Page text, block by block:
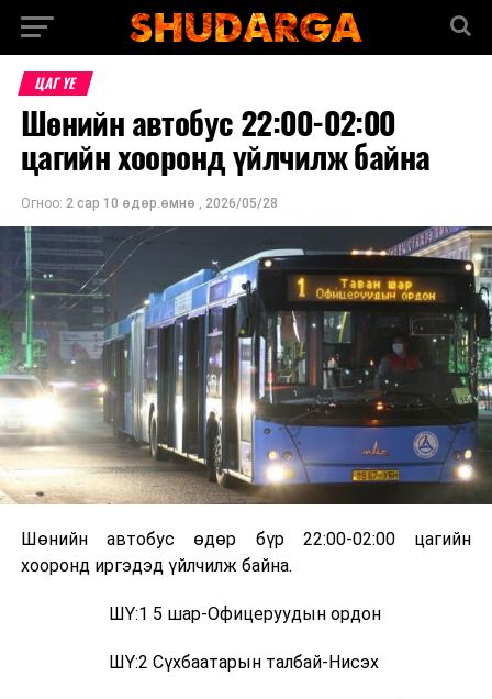
ЦАГ ҮЕ
Шөнийн автобус 22:00-02:00
цагийн хооронд үйлчилж байна
Огноо: 2 сар 10 өдөр.өмнө , 2026/05/28
Шөнийн автобус өдөр бүр 22:00-02:00 цагийн
хооронд иргэдэд үйлчилж байна.
ШҮ:1 5 шар-Офицеруудын ордон
ШҮ:2 Сүхбаатарын талбай-Нисэх